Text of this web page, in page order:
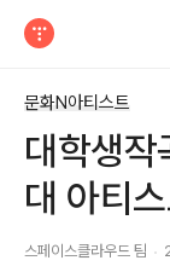
문화N아티스트
대학생
대 아티
스페이스클라우드 팀